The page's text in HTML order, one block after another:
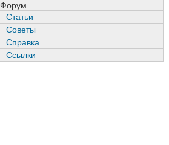
Форум
Статьи
Советы
Справка
Ссылки